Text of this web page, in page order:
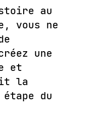
au
vous ne
une
et
la
du